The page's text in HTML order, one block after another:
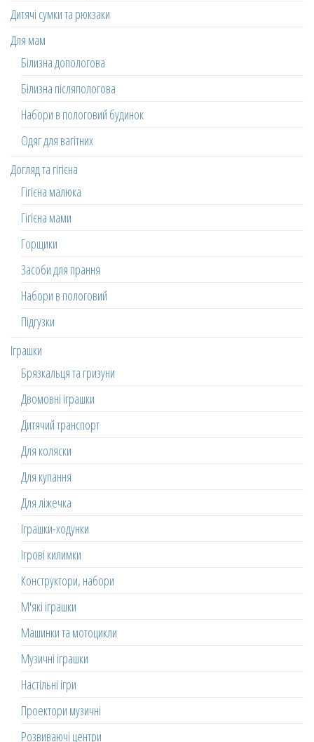
Дитячі сумки та рюкзаки
Для мам
Білизна допологова
Білизна післяпологова
Набори в пологовий будинок
Одяг для вагітних
Догляд та гігієна
Гігієна малюка
Гігієна мами
Горщики
Засоби для прання
Набори в пологовий
Підгузки
Іграшки
Брязкальця та гризуни
Двомовні іграшки
Дитячий транспорт
Для коляски
Для купання
Для ліжечка
Іграшки-ходунки
Ігрові килимки
Конструктори, набори
М'які іграшки
Машинки та мотоцикли
Музичні іграшки
Настільні ігри
Проектори музичні
Розвиваючі центри